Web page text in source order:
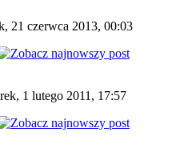
21 czerwca 2013, 00:03
1 lutego 2011, 17:57